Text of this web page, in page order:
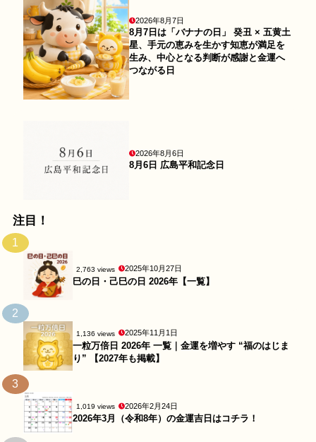
2026年8月7日
8月7日は「バナナの日」 癸丑 × 五黄土
星、手元の恵みを生かす知恵が満足を
生み、中心となる判断が感謝と金運へ
つながる日
2026年8月6日
8月6日 広島平和記念日
注目！
1
2,763 views 2025年10月27日
巳の日・己巳の日 2026年【一覧】
2
1,136 views 2025年11月1日
一粒万倍日 2026年 一覧｜金運を増やす “福のはじま
り” 【2027年も掲載】
3
1,019 views 2026年2月24日
2026年3月（令和8年）の金運吉日はコチラ！